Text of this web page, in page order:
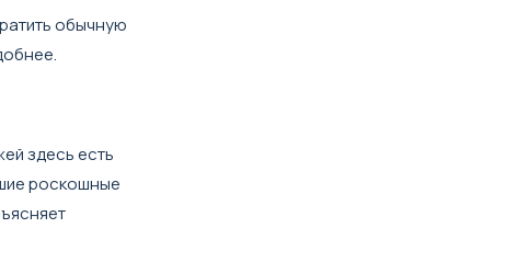
обычную
здесь есть
роскошные